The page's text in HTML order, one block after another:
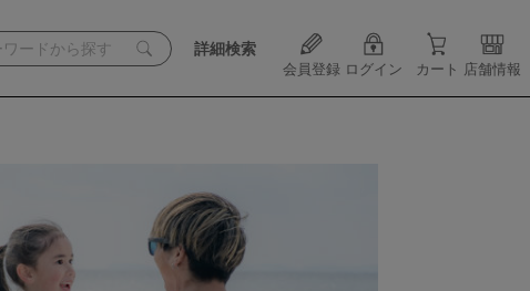
詳細検索
会員登録 ログイン カート 店舗情報